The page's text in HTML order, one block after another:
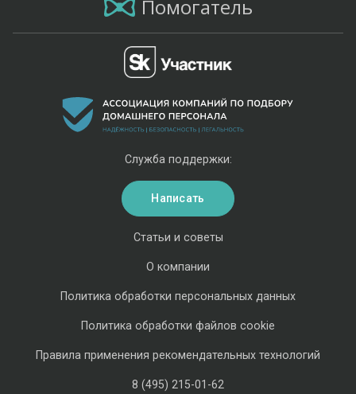
Помогатель
Статьи и советы
О компании
Политика обработки персональных данных
Политика обработки файлов cookie
Правила применения рекомендательных технологий
8 (495) 215-01-62
Служба поддержки:
Написать